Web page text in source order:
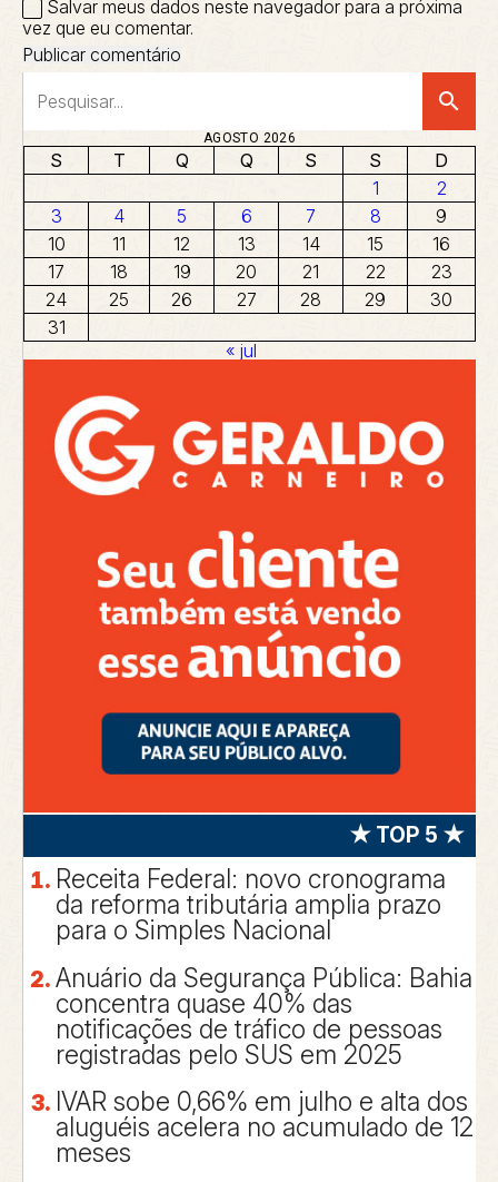
Salvar meus dados neste navegador para a próxima
vez que eu comentar.
search
AGOSTO 2026
S T Q Q S S
D
1
2
3
4 5 6 7 8
9
10
11 12 13 14 15
16
17
18 19 20 21 22
23
24
25 26 27 28 29
30
31
« jul
★ TOP 5 ★
Receita Federal: novo cronograma
da reforma tributária amplia prazo
para o Simples Nacional
Anuário da Segurança Pública: Bahia
concentra quase 40% das
notificações de tráfico de pessoas
registradas pelo SUS em 2025
IVAR sobe 0,66% em julho e alta dos
aluguéis acelera no acumulado de 12
meses